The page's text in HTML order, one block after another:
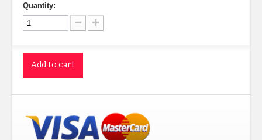
Quantity:
Add to cart